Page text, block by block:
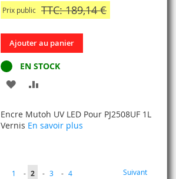
Prix public TTC: 189,14 €
Ajouter au panier
EN STOCK
AJOUTER
MA
D’ENVIE
COMPARATEUR
Encre Mutoh UV LED Pour PJ2508UF 1L
Vernis En savoir plus
Page
Page
1 - Vous
2 - Page
3 - Page
4 Page
Suivant